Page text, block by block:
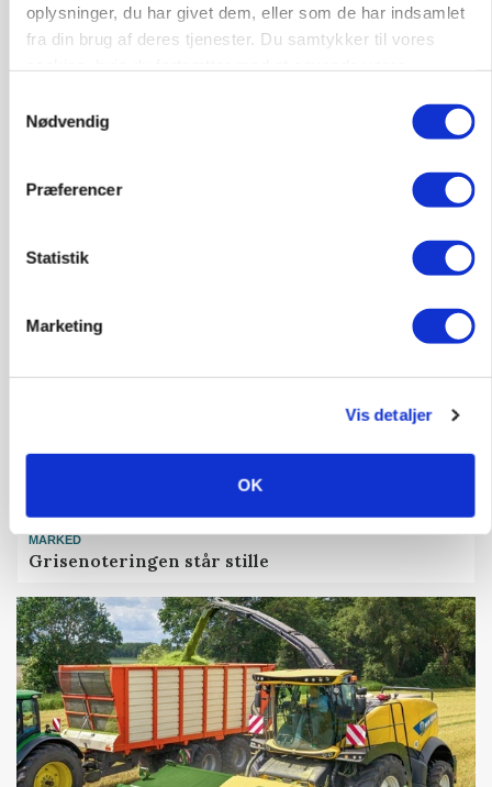
oplysninger, du har givet dem, eller som de har indsamlet
fra din brug af deres tjenester. Du samtykker til vores
Nødvendig
Præferencer
Statistik
Marketing
Vis detaljer
OK
MASKINER
Forserie til selvkørende skårlægger afprøves i år
ARRANGEMENT
MARKED
Grisenoteringen står stille